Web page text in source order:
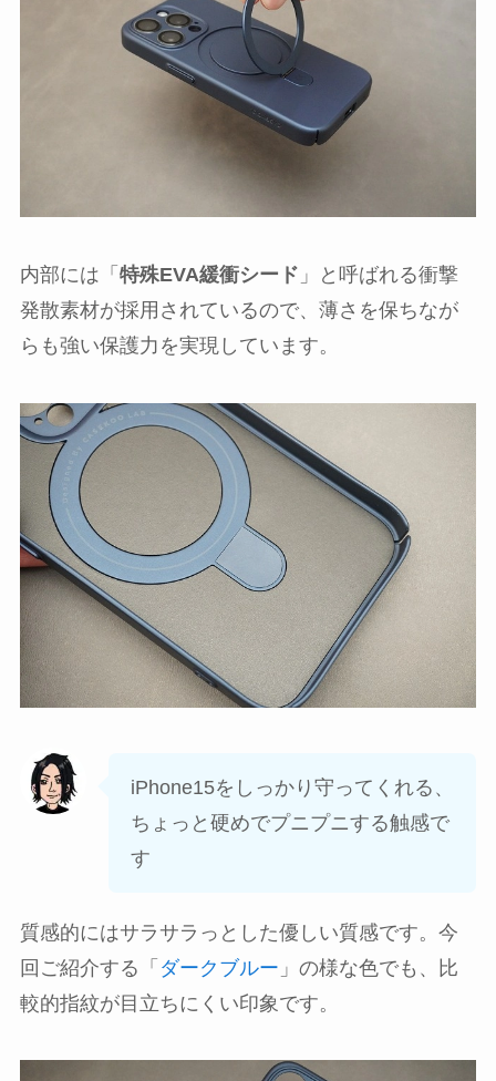
内部には「 特殊EVA緩衝シード 」と呼ばれる衝撃
発散素材が採用されているので、薄さを保ちなが
らも強い保護力を実現しています。
iPhone15をしっかり守ってくれる、
ちょっと硬めでプニプニする触感で
す
質感的にはサラサラっとした優しい質感です。今
回ご紹介する「 ダークブルー 」の様な色でも、比
較的指紋が目立ちにくい印象です。